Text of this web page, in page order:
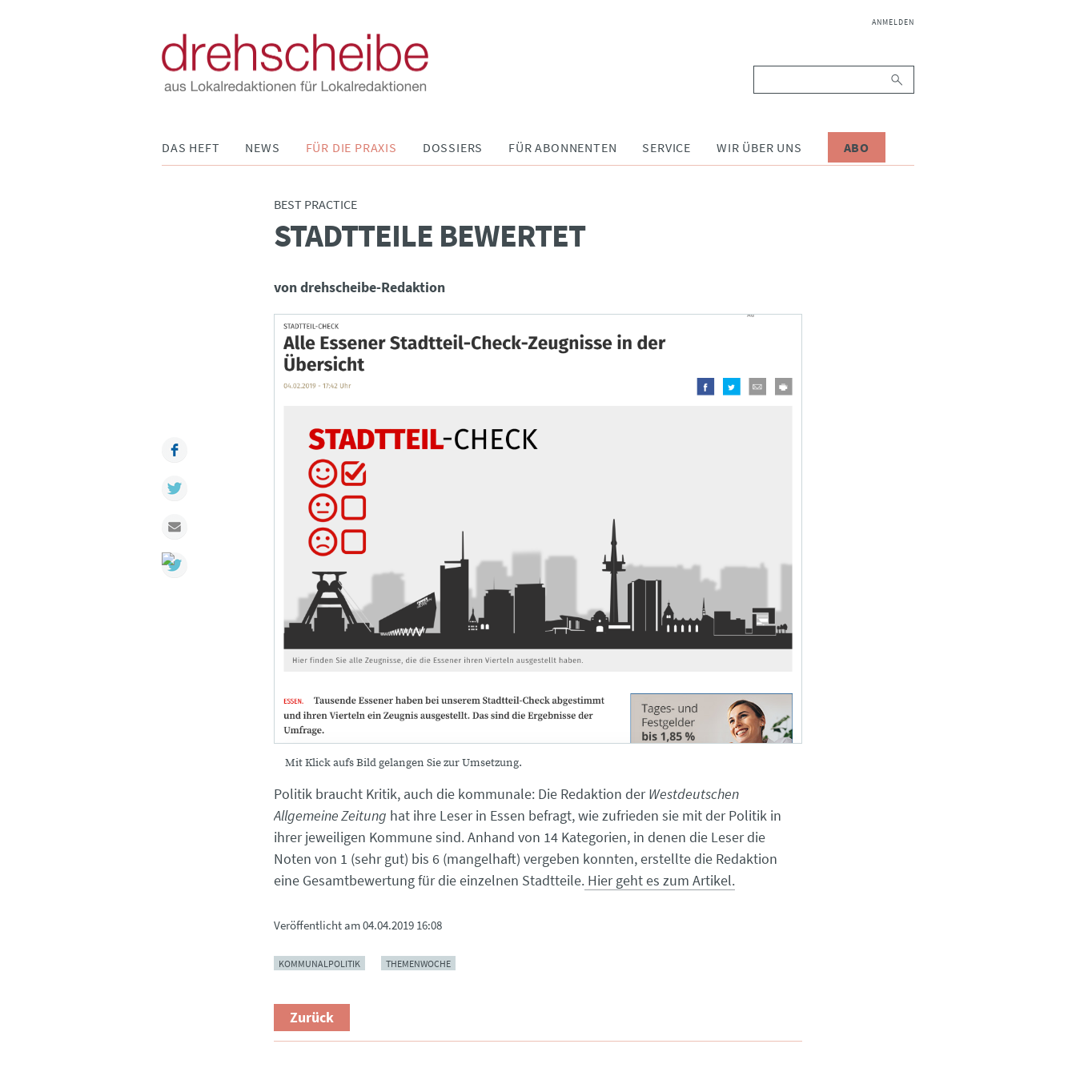
NAVIGATION
ANMELDEN
DAS HEFT NEWS FÜR DIE PRAXIS DOSSIERS FÜR ABONNENTEN SERVICE WIR ÜBER UNS ABO
BEST PRACTICE
:STADTTEILE BEWERTET
von drehscheibe-Redaktion
Mit Klick aufs Bild gelangen Sie zur Umsetzung.
Politik braucht Kritik, auch die kommunale: Die Redaktion derWestdeutschen
Allgemeine Zeitung hat ihre Leser in Essen befragt, wie zufrieden sie mit der Politik in
ihrer jeweiligen Kommune sind. Anhand von 14 Kategorien, in denen die Leser die
Noten von 1 (sehr gut) bis 6 (mangelhaft) vergeben konnten, erstellte die Redaktion
eine Gesamtbewertung für die einzelnen Stadtteile. Hier geht es zum Artikel.
Veröffentlicht am04.04.2019 16:08
KOMMUNALPOLITIK THEMENWOCHE
Zurück